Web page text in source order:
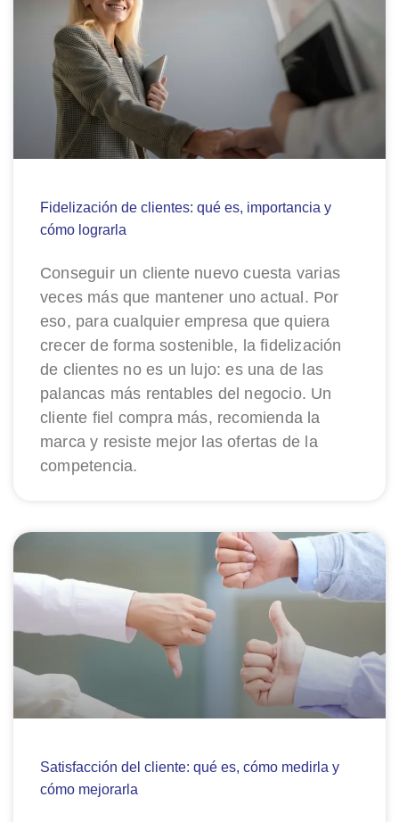
Fidelización de clientes: qué es, importancia y
cómo lograrla
Conseguir un cliente nuevo cuesta varias
veces más que mantener uno actual. Por
eso, para cualquier empresa que quiera
crecer de forma sostenible, la fidelización
de clientes no es un lujo: es una de las
palancas más rentables del negocio. Un
cliente fiel compra más, recomienda la
marca y resiste mejor las ofertas de la
competencia.
Satisfacción del cliente: qué es, cómo medirla y
cómo mejorarla